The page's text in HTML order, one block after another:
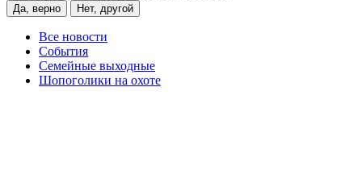
Да, верно Нет, другой
Все новости
События
Семейные выходные
Шопоголики на охоте